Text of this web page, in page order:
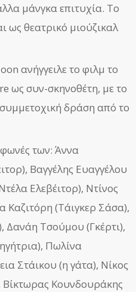
μάνγκα επιτυχία. Το
ως θεατρικό μιούζικαλ
ανήγγειλε το φιλμ το
ως συν-σκηνοθέτη, με το
δράση από το
φωνές των: Άννα
Βαγγέλης Ευαγγέλου
Ελεβέιτορ), Ντίνος
Καζιτόρη (Τάιγκερ Σάσα),
Τσούμου (Γκέρτι),
Πωλίνα
Στάικου (η γάτα), Νίκος
Κουνδουράκης